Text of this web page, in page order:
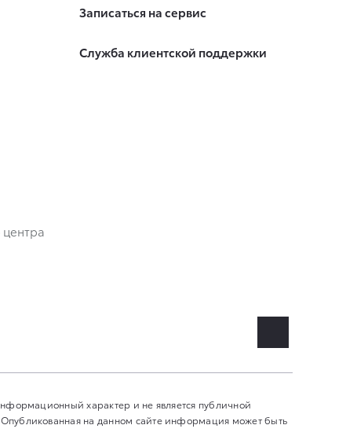
Записаться на сервис
Служба клиентской поддержки
характер и не является публичной
на данном сайте информация может быть